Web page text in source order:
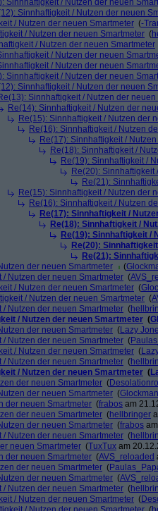
Sinnhaftigkeit / Nutzen der neuen
Sinnhaftigkeit / Nutzen der neuen
/ Nutzen der neuen Smartmeter (-
/ Nutzen der neuen Smartmeter (
/ Nutzen der neuen Smartmeter
/ Nutzen der neuen
/ Nutzen der neuen
Sinnhaftigkeit / Nutzen der neuen
Sinnhaftigkeit / Nutzen der neuen
Sinnhaftigkeit / Nutzen der neuen
Re(14): Sinnhaftigkeit / Nutzen der
Re(15): Sinnhaftigkeit / Nutzen der
Re(16): Sinnhaftigkeit / Nutzen
Re(17): Sinnhaftigkeit /
Re(18): Sinnhaftigkeit /
Re(19): Sinnhaftigkeit /
Re(20): Sinnhaftigkeit
Re(21):
Re(15): Sinnhaftigkeit / Nutzen der
Re(16): Sinnhaftigkeit / Nutzen
Re(17): Sinnhaftigkeit /
Re(18): Sinnhaftigkeit /
Re(19): Sinnhaftigkeit /
Re(20):
Re(21):
der neuen Smartmeter
(
/ Nutzen der neuen Smartmeter (
/ Nutzen der neuen Smartmeter (
/ Nutzen der neuen Smartmeter (
/ Nutzen der neuen Smartmeter (
/ Nutzen der neuen Smartmeter (
der neuen Smartmeter (Lazy
/ Nutzen der neuen Smartmeter (
/ Nutzen der neuen Smartmeter (
/ Nutzen der neuen Smartmeter (
/ Nutzen der neuen Smartmeter (
der neuen Smartmeter (
der neuen Smartmeter (Glockman
der neuen Smartmeter (frabos am
der neuen Smartmeter (hellbringer
der neuen Smartmeter (frabos
/ Nutzen der neuen Smartmeter (
neuen Smartmeter (TuxTux am
der neuen Smartmeter (AVS_reloaded
der neuen Smartmeter (
der neuen Smartmeter (
/ Nutzen der neuen Smartmeter (
/ Nutzen der neuen Smartmeter (